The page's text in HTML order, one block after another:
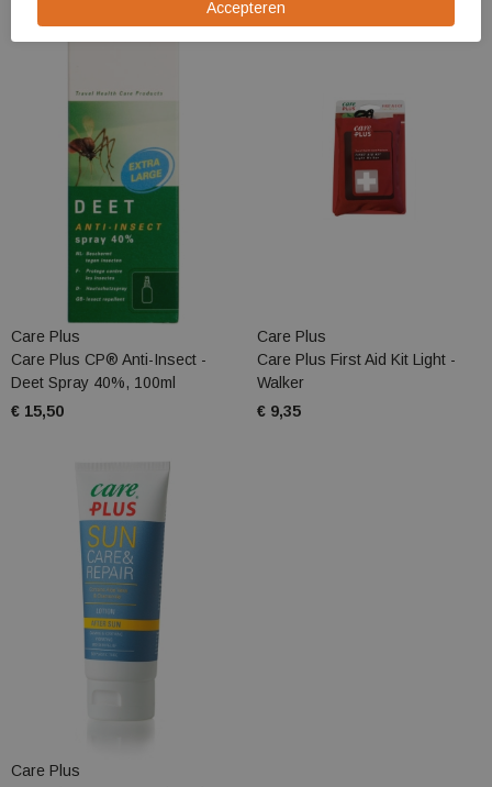
Care Plus
Care Plus CP® Anti-Insect -
Deet Spray 40%, 100ml
€ 15,50
Care Plus
Care Plus First Aid Kit Light -
Walker
€ 9,35
Care Plus